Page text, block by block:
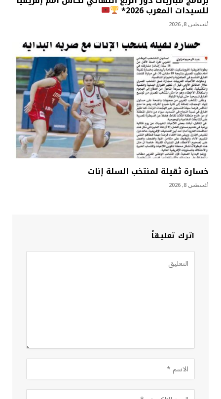
للسيدات المغرب 2026*
أغسطس 8, 2026
خسارة ثقيلة لمنتخب السلة إنات
أغسطس 8, 2026
اترك تعليقاً